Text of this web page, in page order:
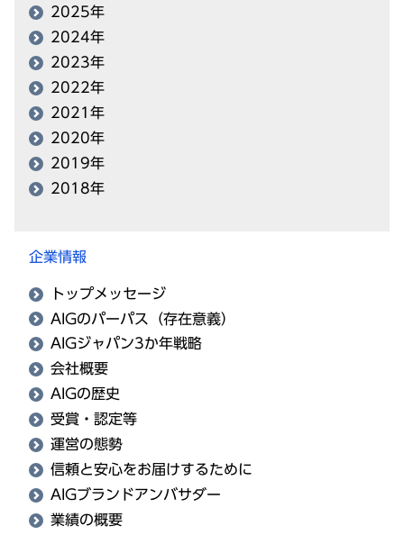
2025年
2024年
2023年
2022年
2021年
2020年
2019年
2018年
企業情報
トップメッセージ
AIGのパーパス（存在意義）
AIGジャパン3か年戦略
会社概要
AIGの歴史
受賞・認定等
運営の態勢
信頼と安心をお届けするために
AIGブランドアンバサダー
業績の概要